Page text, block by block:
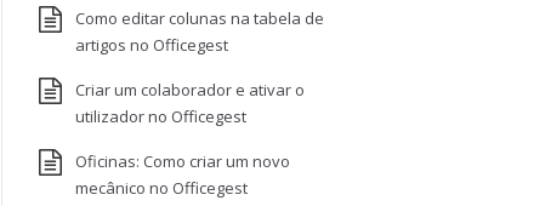
Como editar colunas na tabela de
artigos no Officegest
Criar um colaborador e ativar o
utilizador no Officegest
Oficinas: Como criar um novo
mecânico no Officegest